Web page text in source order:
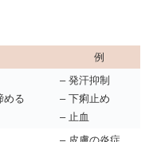
例
める
– 発汗抑制
– 下痢止め
– 止血